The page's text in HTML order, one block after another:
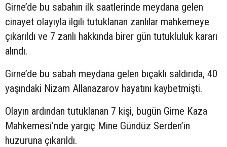
Girne’de bu sabahın ilk saatlerinde meydana gelen
cinayet olayıyla ilgili tutuklanan zanlılar mahkemeye
çıkarıldı ve 7 zanlı hakkında birer gün tutukluluk kararı
alındı.
Girne’de bu sabah meydana gelen bıçaklı saldırıda, 40
yaşındaki Nizam Allanazarov hayatını kaybetmişti.
Olayın ardından tutuklanan 7 kişi, bugün Girne Kaza
Mahkemesi’nde yargıç Mine Gündüz Serden’in
huzuruna çıkarıldı.